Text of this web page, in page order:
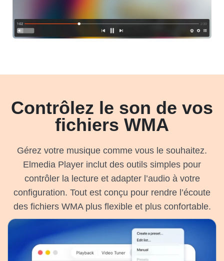
Contrôlez le son de vos
fichiers WMA
Gérez votre musique comme vous le souhaitez.
Elmedia Player inclut des outils simples pour
contrôler la lecture et adapter l’audio à votre
configuration. Tout est conçu pour rendre l’écoute
des fichiers WMA plus flexible et plus confortable.